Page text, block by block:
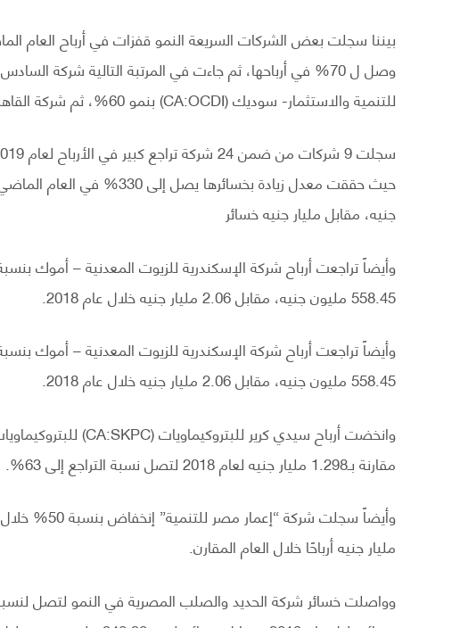
بيننا سجلت بعض الشركات السريعة النمو قفزات في أرباح العام
وصل ل 70% في أرباحها، ثم جاءت في المرتبة التالية شركة
للتنمية والاستثمار- سوديك (CA:OCDI) بنمو 60%، ثم شركة القاهرة للاستثمار والتنمية العقارية بنمو 52.4%
جنيه، مقابل مليار جنيه خسائر
558.45 مليون جنيه، مقابل 2.06 مليار جنيه خلال عام 2018.
558.45 مليون جنيه، مقابل 2.06 مليار جنيه خلال عام 2018.
مقارنة بـ1.298 مليار جنيه لعام 2018 لتصل نسبة التراجع إلى 63%.
مليار جنيه أرباحًا خلال العام المقارن.